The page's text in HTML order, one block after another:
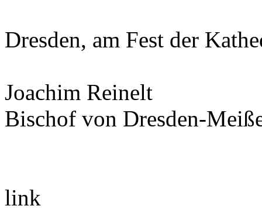
Dresden, am Fest der
Joachim Reinelt
Bischof von Dresden-
link